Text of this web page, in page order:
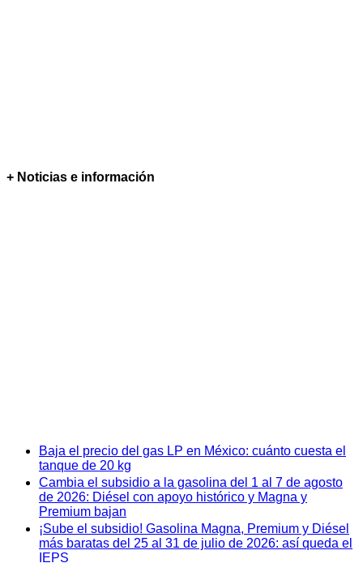
+ Noticias e información
Baja el precio del gas LP en México: cuánto cuesta el
tanque de 20 kg
Cambia el subsidio a la gasolina del 1 al 7 de agosto
de 2026: Diésel con apoyo histórico y Magna y
Premium bajan
¡Sube el subsidio! Gasolina Magna, Premium y Diésel
más baratas del 25 al 31 de julio de 2026: así queda el
IEPS